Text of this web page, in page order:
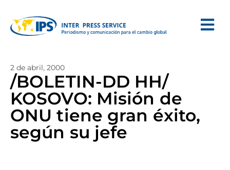
2 de abril, 2000
/BOLETIN-DD HH/
KOSOVO: Misión de
ONU tiene gran éxito,
según su jefe